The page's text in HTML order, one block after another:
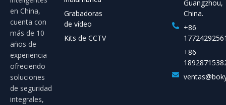
en China,
cuenta con
más de 10
años de
experiencia
ofreciendo
soluciones
de seguridad
integrales,
Grabadoras
de vídeo
Kits de CCTV
Guangzhou,
China.
+86
+86